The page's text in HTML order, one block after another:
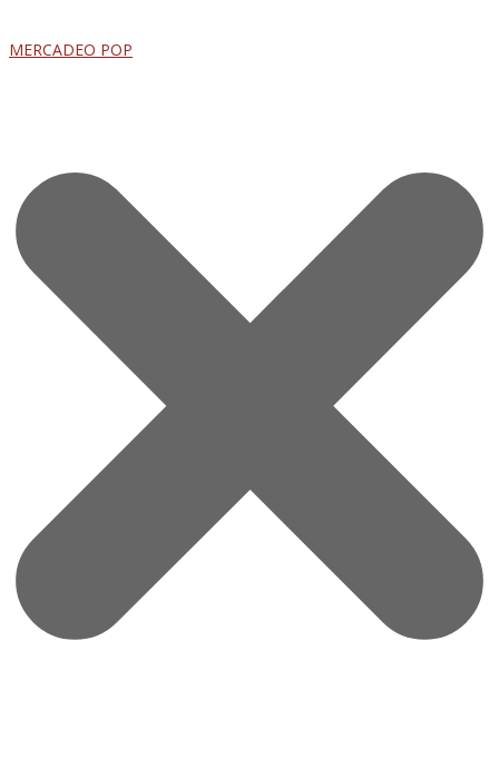
MERCADEO POP